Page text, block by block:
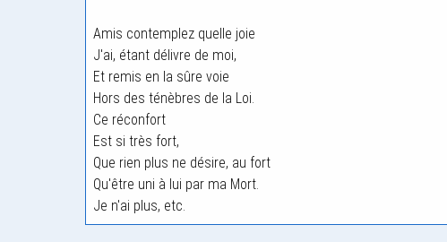
Amis contemplez quelle joie
J'ai, étant délivre de moi,
Et remis en la sûre voie
Hors des ténèbres de la Loi.
Ce réconfort
Est si très fort,
Que rien plus ne désire, au fort
Qu'être uni à lui par ma Mort.
Je n'ai plus, etc.